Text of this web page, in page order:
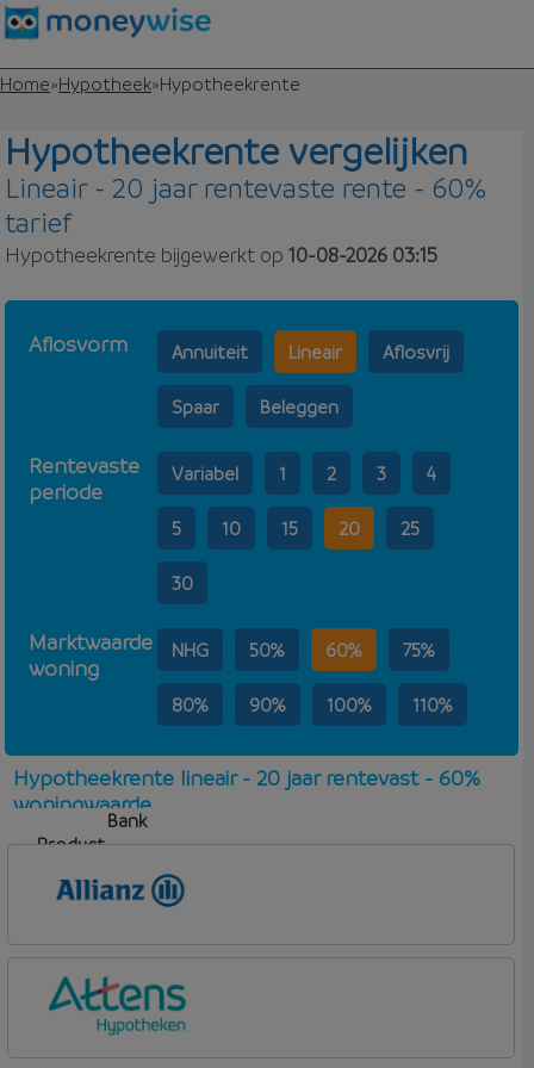
Home»Hypotheek»Hypotheekrente
Hypotheekrente vergelijken
Lineair - 20 jaar rentevaste rente - 60%
tarief
Hypotheekrente bijgewerkt op10-08-2026 03:15
Aflosvorm Annuiteit Lineair Aflosvrij
Spaar Beleggen
Rentevaste
periode
Variabel 1 2 3 4
5 10 15 20 25
30
Marktwaarde
woning
NHG 50% 60% 75%
80% 90% 100% 110%
Hypotheekrente lineair - 20 jaar rentevast - 60%
woningwaarde
Bank
Product
Allianz Bank
Allianz